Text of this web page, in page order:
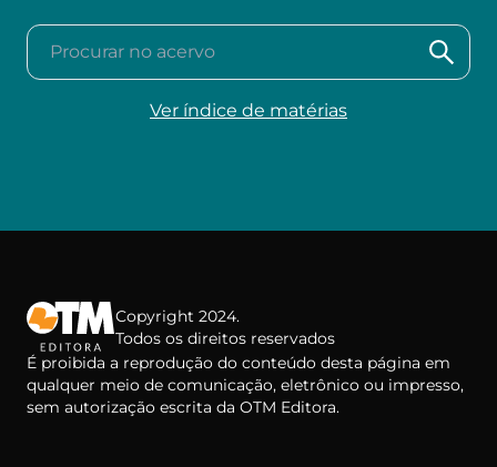
Procurar no acervo
Ver índice de matérias
Copyright 2024.
Todos os direitos reservados
É proibida a reprodução do conteúdo desta página em
qualquer meio de comunicação, eletrônico ou impresso,
sem autorização escrita da OTM Editora.